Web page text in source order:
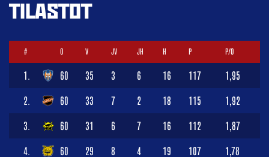
TILASTOT
# O V JV JH H P P/O
1. 60 35 3 6 16 117 1,95
2. 60 33 7 2 18 115 1,92
3. 60 31 6 7 16 112 1,87
4. 60 29 8 4 19 107 1,78